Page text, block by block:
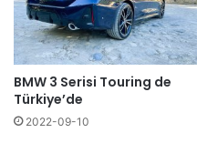
BMW 3 Serisi Touring de
Türkiye’de
2022-09-10